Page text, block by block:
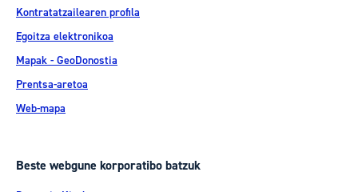
Kontratatzailearen profila
Egoitza elektronikoa
Mapak - GeoDonostia
Prentsa-aretoa
Web-mapa
Beste webgune korporatibo batzuk